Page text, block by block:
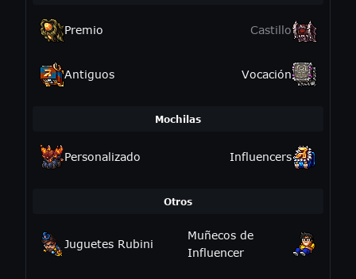
Premio Castillo
Antiguos Vocación
Mochilas
Personalizado Influencers
Otros
Juguetes Rubini
Muñecos de
Influencer